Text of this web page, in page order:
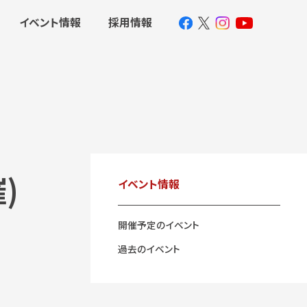
イベント情報 採用情報
イベント情報
開催予定のイベント
過去のイベント